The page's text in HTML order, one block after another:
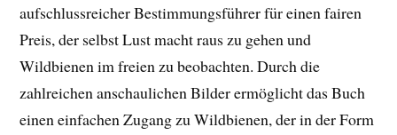
aufschlussreicher Bestimmungsführer für einen fairen
Preis, der selbst Lust macht raus zu gehen und
Wildbienen im freien zu beobachten. Durch die
zahlreichen anschaulichen Bilder ermöglicht das Buch
einen einfachen Zugang zu Wildbienen, der in der Form